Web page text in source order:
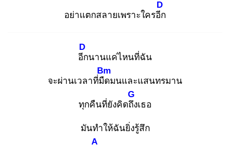
อย่าแตกสลายเพราะใครอีก
D
อีก
D
นานแค่ไหนที่ฉัน
จะผ่านเวลาที่มืด
Bm
มนและแสนทรมาน
ทุกคืนที่ยังคิดถึง
G
เธอ
มันทำให้ฉันยิ่งรู้สึก
A